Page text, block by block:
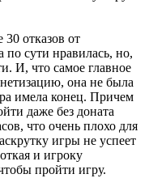
отказов от
сути нравилась, но,
И, что самое главное
она не была
имела конец. Причем
даже без доната
что очень плохо для
игры не успеет
и игроку
пройти игру.